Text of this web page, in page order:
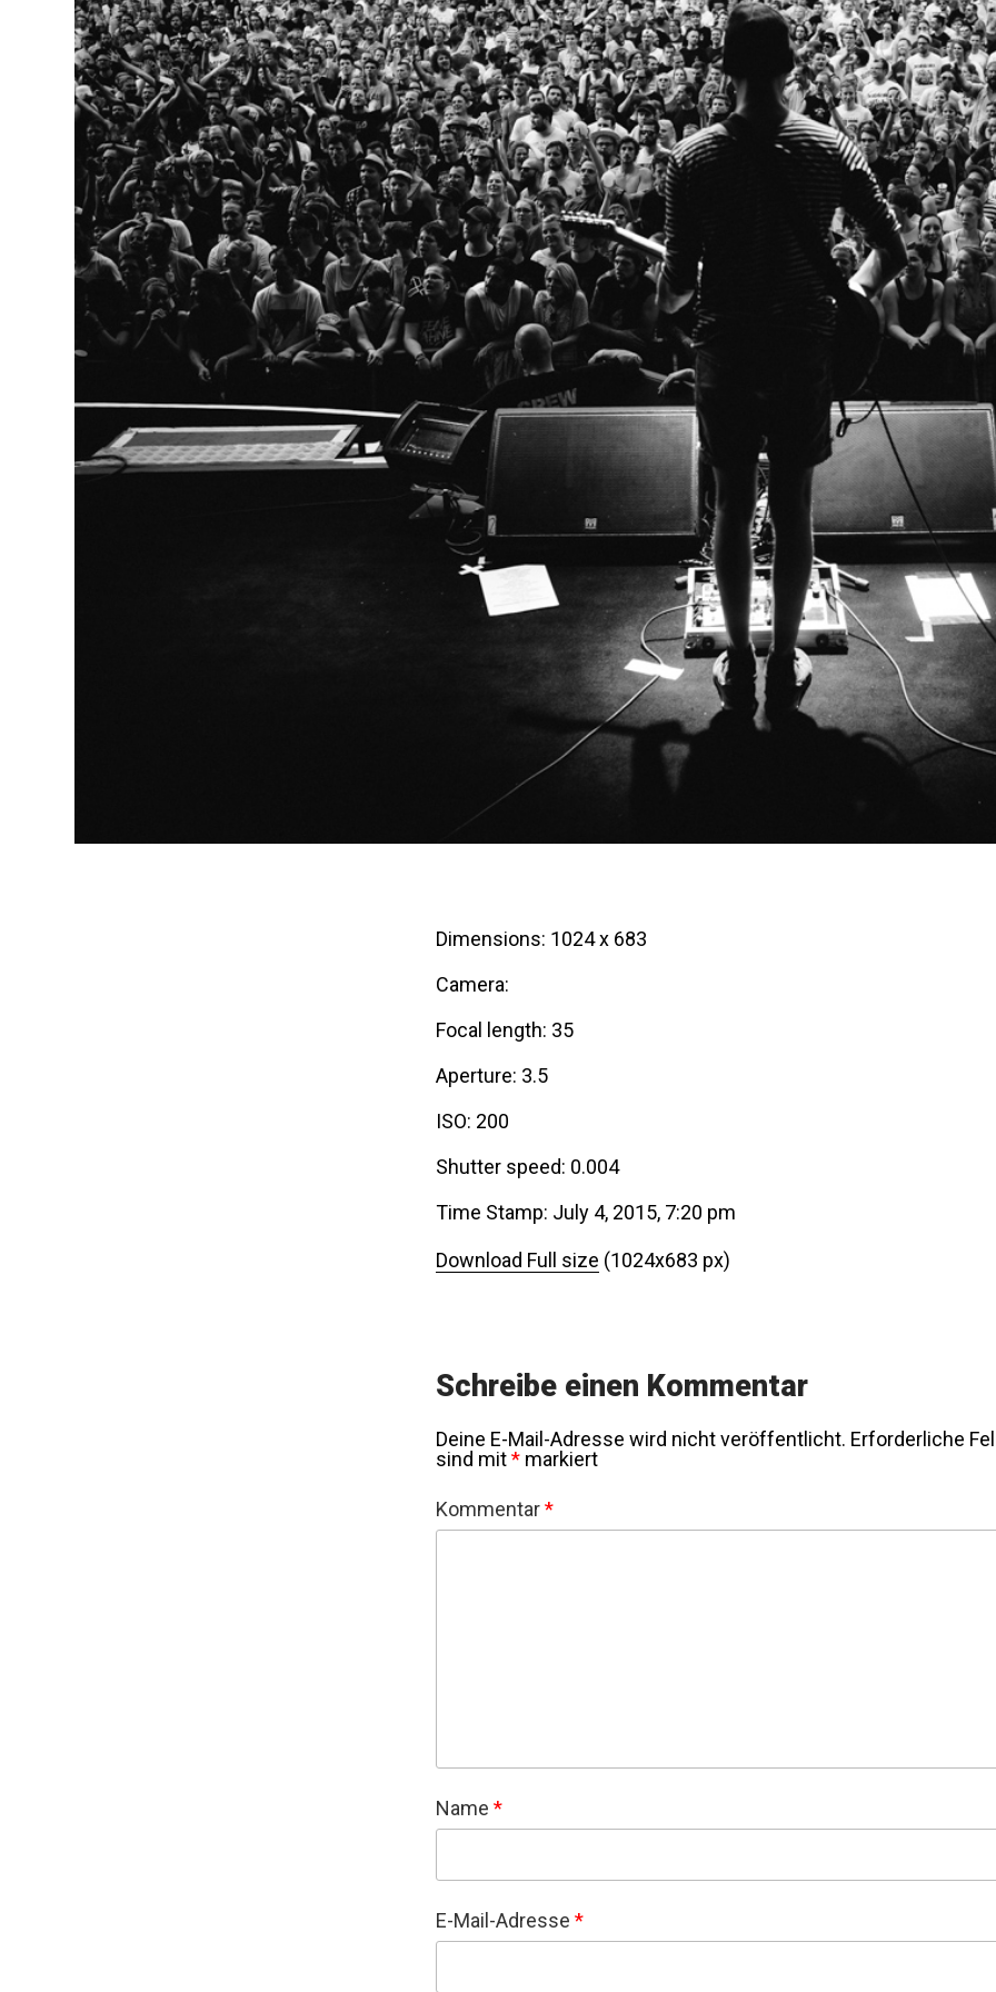
Dimensions: 1024 x 683
Camera:
Focal length: 35
Aperture: 3.5
ISO: 200
Shutter speed: 0.004
Time Stamp: July 4, 2015, 7:20 pm
Download Full size (1024x683 px)
Schreibe einen Kommentar
Deine E-Mail-Adresse wird nicht veröffentlicht. Erforderliche
sind mit* markiert
Kommentar*
Name *
E-Mail-Adresse *